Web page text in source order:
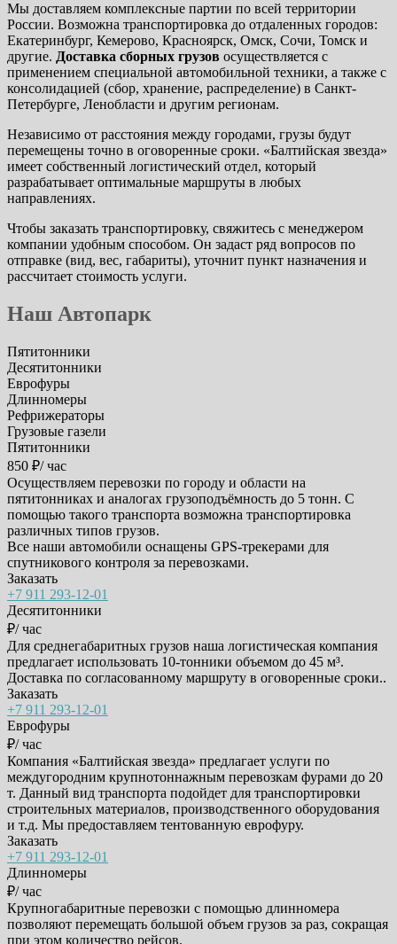
Мы доставляем комплексные партии по всей территории
России. Возможна транспортировка до отдаленных городов:
Екатеринбург, Кемерово, Красноярск, Омск, Сочи, Томск и
другие. Доставка сборных грузов осуществляется с
применением специальной автомобильной техники, а также с
консолидацией (сбор, хранение, распределение) в Санкт-
Петербурге, Ленобласти и другим регионам.
Независимо от расстояния между городами, грузы будут
перемещены точно в оговоренные сроки. «Балтийская звезда»
имеет собственный логистический отдел, который
разрабатывает оптимальные маршруты в любых
направлениях.
Чтобы заказать транспортировку, свяжитесь с менеджером
компании удобным способом. Он задаст ряд вопросов по
отправке (вид, вес, габариты), уточнит пункт назначения и
рассчитает стоимость услуги.
Наш Автопарк
Пятитонники
Десятитонники
Еврофуры
Длинномеры
Рефрижераторы
Грузовые газели
Пятитонники
850 ₽/ час
Осуществляем перевозки по городу и области на
пятитонниках и аналогах грузоподъёмность до 5 тонн. С
помощью такого транспорта возможна транспортировка
различных типов грузов.
Все наши автомобили оснащены GPS-трекерами для
спутникового контроля за перевозками.
Заказать
+7 911 293-12-01
Десятитонники
₽/ час
Для среднегабаритных грузов наша логистическая компания
предлагает использовать 10-тонники объемом до 45 м³.
Доставка по согласованному маршруту в оговоренные сроки..
Заказать
+7 911 293-12-01
Еврофуры
₽/ час
Компания «Балтийская звезда» предлагает услуги по
междугородним крупнотоннажным перевозкам фурами до 20
т. Данный вид транспорта подойдет для транспортировки
строительных материалов, производственного оборудования
и т.д. Мы предоставляем тентованную еврофуру.
Заказать
+7 911 293-12-01
Длинномеры
₽/ час
Крупногабаритные перевозки с помощью длинномера
позволяют перемещать большой объем грузов за раз, сокращая
при этом количество рейсов.